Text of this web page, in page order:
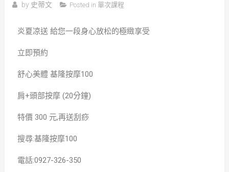
by 史蒂文 Posted in 單次課程
炎夏凉送 給您一段身心放松的極緻享受
立即預約
舒心美體 基隆按摩100
肩+頭部按摩 (20分鐘)
特價 300 元,再送刮痧
搜尋:基隆按摩100
電話:0927-326-350